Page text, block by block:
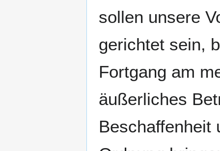
sollen unsere
gerichtet sein,
Fortgang am
äußerliches
Beschaffenheit